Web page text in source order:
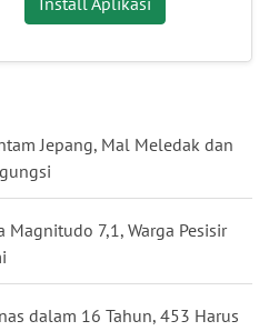
Jepang, Mal Meledak dan
Magnitudo 7,1, Warga Pesisir
dalam 16 Tahun, 453 Harus